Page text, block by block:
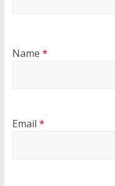
Name *
Email *